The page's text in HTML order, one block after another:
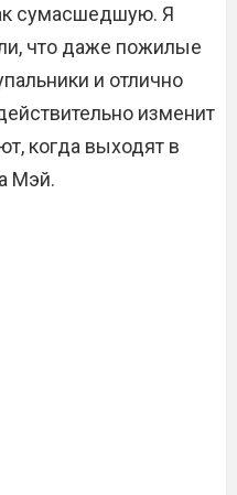
сумасшедшую. Я
что даже пожилые
и отлично
изменит
когда выходят в
Мэй.